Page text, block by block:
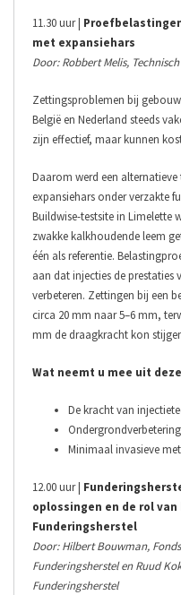
11.30 uur |
met expansiehars
Door: Robbert Melis,
Zettingsproblemen bij
België en Nederland steeds
zijn effectief, maar kunnen
Daarom werd een
expansiehars onder verzakte
Buildwise-testsite in Limelette
zwakke kalkhoudende leem
één als referentie.
aan dat injecties de
verbeteren. Zettingen bij een
circa 20 mm naar 5–6 mm,
mm de draagkracht kon
Wat neemt u mee uit
De kracht van
Minimaal invasieve
12.00 uur |
oplossingen en de rol
Funderingsherstel
Door: Hilbert Bouwman,
Funderingsherstel en Ruud
Funderingsherstel